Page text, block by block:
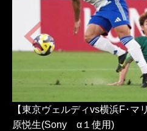
【東京ヴェルディvs横浜F･マ
原悦生(Sony α１使用)